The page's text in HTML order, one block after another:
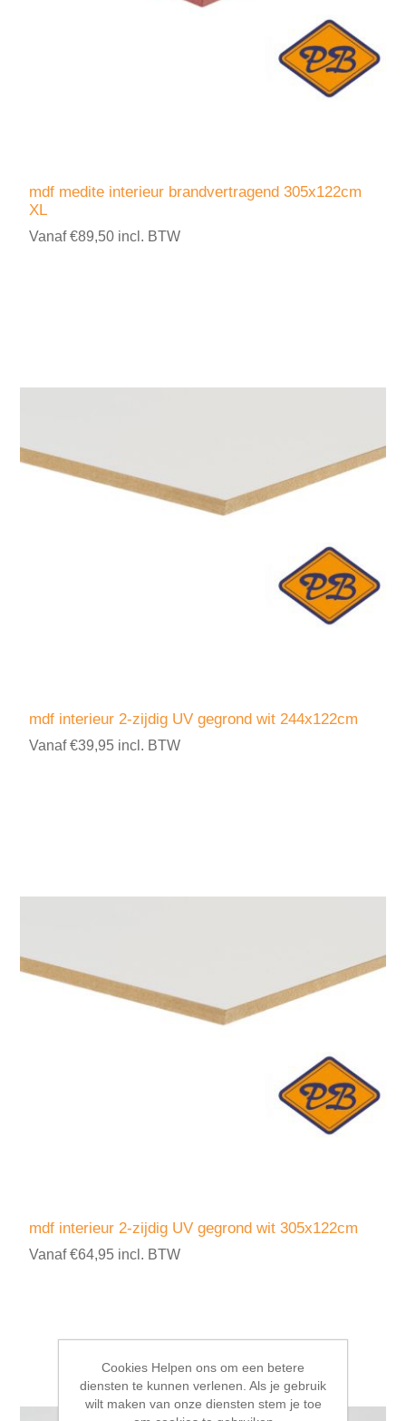
mdf medite interieur brandvertragend 305x122cm
XL
Vanaf €89,50 incl. BTW
mdf interieur 2-zijdig UV gegrond wit 244x122cm
Vanaf €39,95 incl. BTW
mdf interieur 2-zijdig UV gegrond wit 305x122cm
Vanaf €64,95 incl. BTW
Cookies Helpen ons om een betere
diensten te kunnen verlenen. Als je gebruik
wilt maken van onze diensten stem je toe